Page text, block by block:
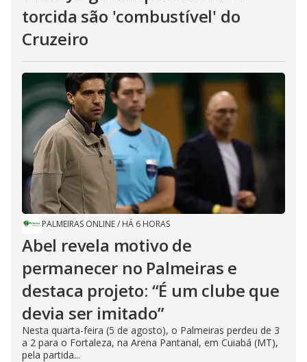
torcida são 'combustível' do
Cruzeiro
PALMEIRAS ONLINE/ HÁ 6 HORAS
Abel revela motivo de
permanecer no Palmeiras e
destaca projeto: “É um clube que
devia ser imitado”
Nesta quarta-feira (5 de agosto), o Palmeiras perdeu de 3
a 2 para o Fortaleza, na Arena Pantanal, em Cuiabá (MT),
pela partida...